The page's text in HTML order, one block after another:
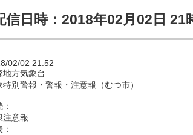
信日時：2018年02月02日
02/02 21:52
地方気象台
特別警報・警報・注意報（むつ市）
注意報